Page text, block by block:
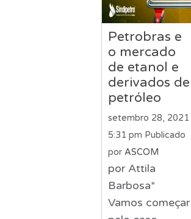
Petrobras e
o mercado
de etanol e
derivados de
petróleo
setembro 28, 2021
5:31 pm Publicado
porASCOM
por Attila
Barbosa*
Vamos começar